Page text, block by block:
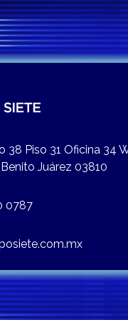
38 Piso 31 Oficina 34
Juárez 03810
0787